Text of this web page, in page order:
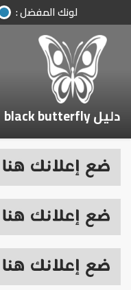
لونك المفضل :
دليل black butterfly